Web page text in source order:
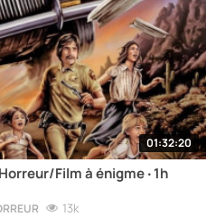
01:32:20
Film à énigme ‧ 1h
13k